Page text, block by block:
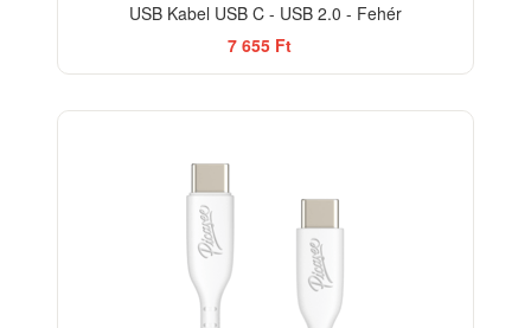
USB Kabel USB C - USB 2.0 - Fehér
7 655 Ft